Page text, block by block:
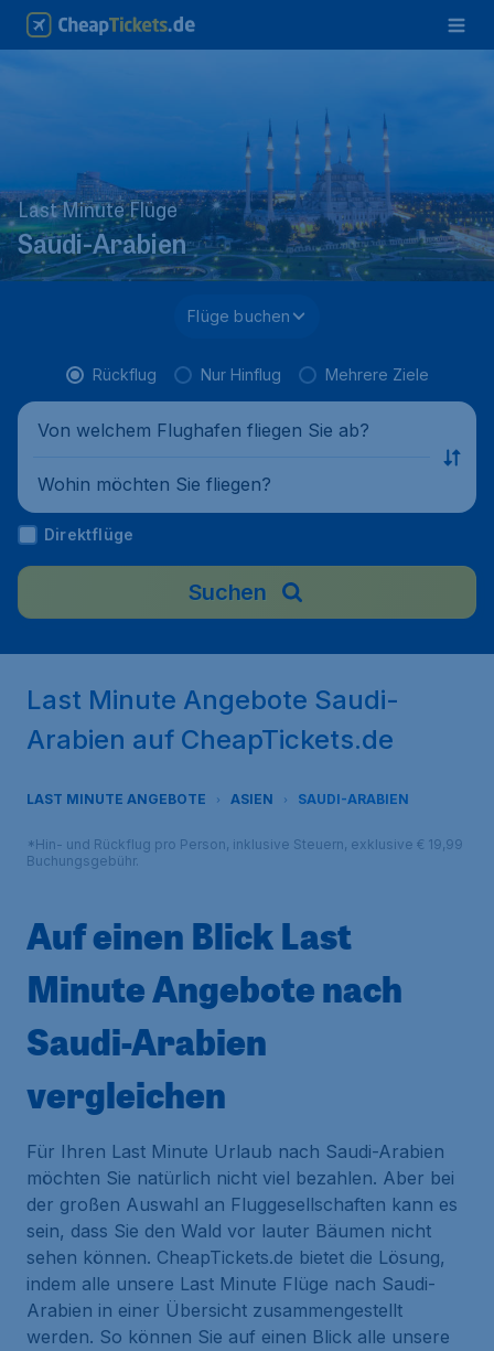
Last Minute Flüge
Saudi-Arabien
Flüge buchen
Rückflug Nur Hinflug Mehrere Ziele
Von welchem Flughafen fliegen Sie ab?
Wohin möchten Sie fliegen?
Direktflüge
Suchen
Last Minute Angebote Saudi-
Arabien auf CheapTickets.de
LAST MINUTE ANGEBOTE ASIEN SAUDI-ARABIEN
*Hin- und Rückflug pro Person, inklusive Steuern, exklusive € 19,99
Buchungsgebühr.
Auf einen Blick Last
Minute Angebote nach
Saudi-Arabien
vergleichen
Für Ihren Last Minute Urlaub nach Saudi-Arabien
möchten Sie natürlich nicht viel bezahlen. Aber bei
der großen Auswahl an Fluggesellschaften kann es
sein, dass Sie den Wald vor lauter Bäumen nicht
sehen können. CheapTickets.de bietet die Lösung,
indem alle unsere Last Minute Flüge nach Saudi-
Arabien in einer Übersicht zusammengestellt
werden. So können Sie auf einen Blick alle unsere